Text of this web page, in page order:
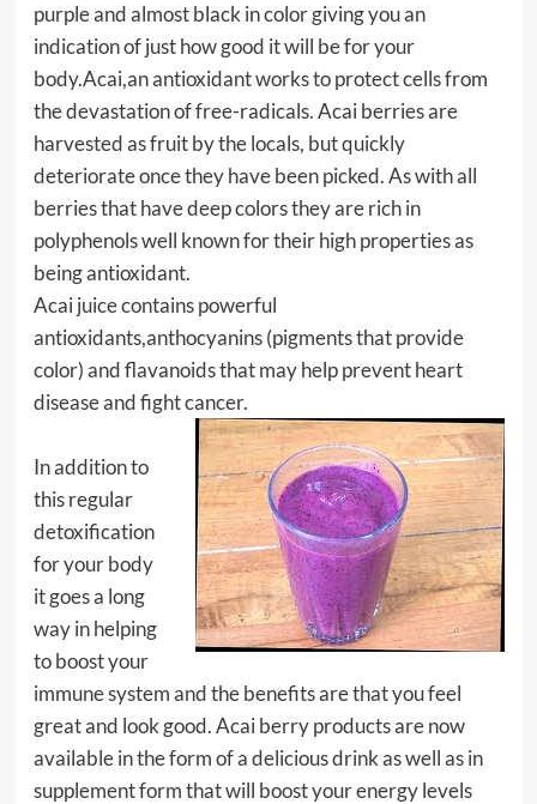
purple and almost black in color giving you an
indication of just how good it will be for your
body.Acai,an antioxidant works to protect cells from
the devastation of free-radicals. Acai berries are
harvested as fruit by the locals, but quickly
deteriorate once they have been picked. As with all
berries that have deep colors they are rich in
polyphenols well known for their high properties as
being antioxidant.
Acai juice contains powerful
antioxidants,anthocyanins (pigments that provide
color) and flavanoids that may help prevent heart
disease and fight cancer.
In addition to
this regular
detoxification
for your body
it goes a long
way in helping
to boost your
immune system and the benefits are that you feel
great and look good. Acai berry products are now
available in the form of a delicious drink as well as in
supplement form that will boost your energy levels